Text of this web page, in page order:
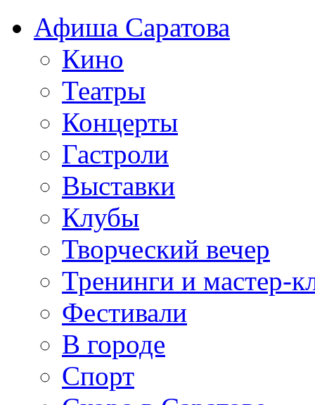
Афиша Саратова
Кино
Театры
Концерты
Гастроли
Выставки
Клубы
Творческий вечер
Тренинги и мастер-
Фестивали
В городе
Спорт